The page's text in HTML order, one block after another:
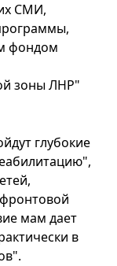
СМИ,
фондом
зоны ЛНР"
глубокие
мам дает
в